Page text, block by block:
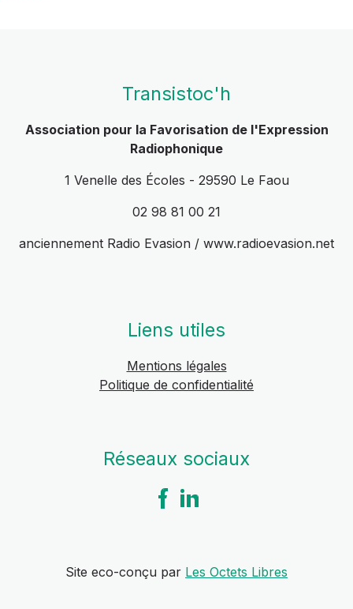
Transistoc'h
Association pour la Favorisation de l'Expression
Radiophonique
1 Venelle des Écoles - 29590 Le Faou
02 98 81 00 21
anciennement Radio Evasion / www.radioevasion.net
Liens utiles
Mentions légales
Politique de confidentialité
Réseaux sociaux
Site eco-conçu par Les Octets Libres